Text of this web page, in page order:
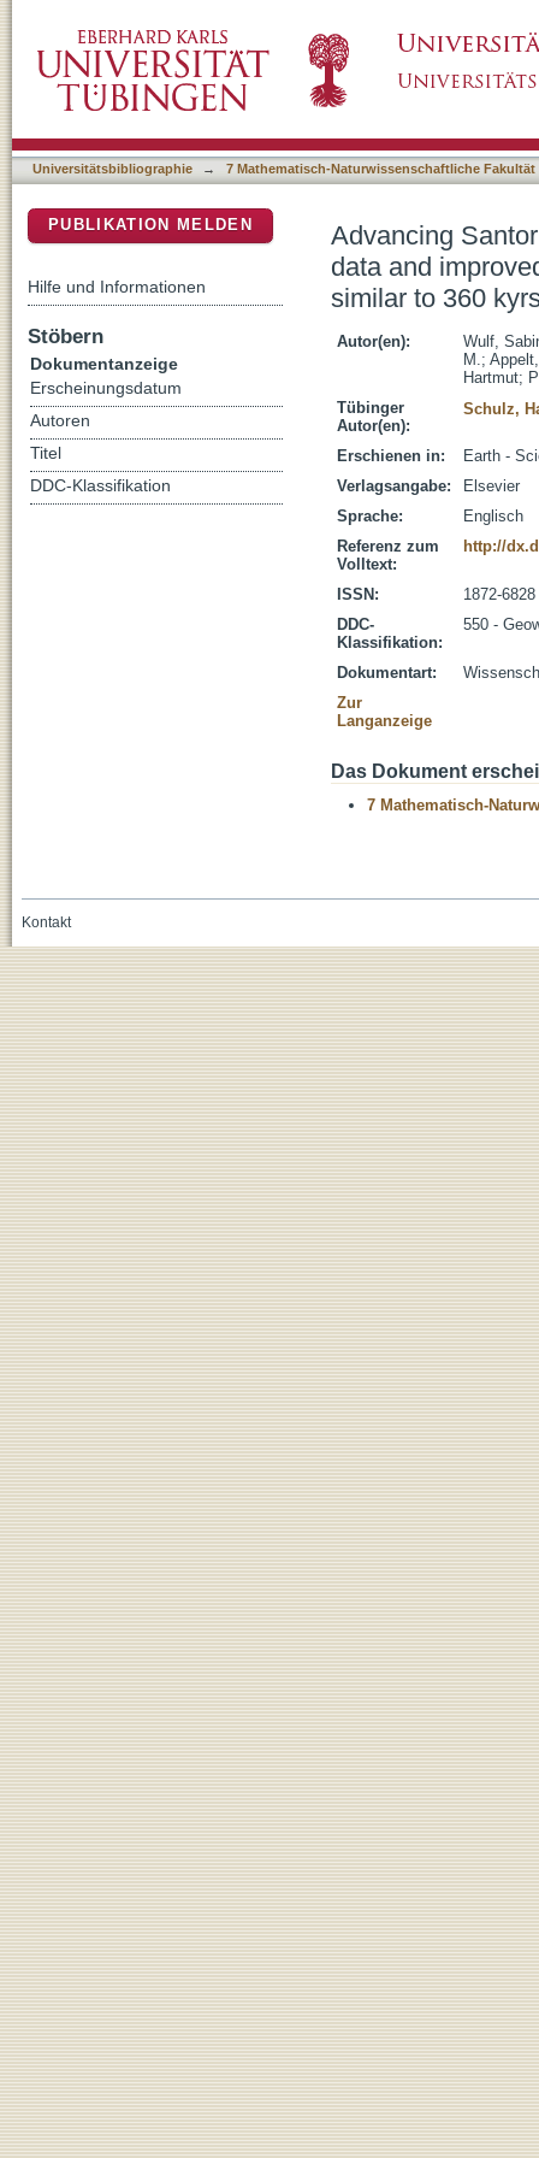
terrestrial tephra correlations for the past
Universitätsbibliographie → 7 Mathematisch-Naturwissenschaftliche Fakultät
Advancing
data and
similar to 360
Autor(en):
Wulf,
M.;
Hartmut;
Tübinger
Autor(en):
Schulz,
Erschienen in:
Earth -
Verlagsangabe:
Elsevier
Sprache:
Englisch
Referenz zum
Volltext:
http://
ISSN:
1872-6828
DDC-
Klassifikation:
550 -
Dokumentart:
Zur
Langanzeige
Das Dokument
7 Mathematisch-
PUBLIKATION MELDEN
Hilfe und Informationen
Stöbern
Dokumentanzeige
Erscheinungsdatum
Autoren
Titel
DDC-Klassifikation
Kontakt